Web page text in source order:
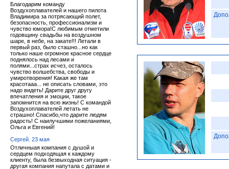
Благодарим команду
Воздухоплавателей и нашего пилота
Владимира за потрясающий полет,
безопасность, профессионализм и
чувство юмора!С любимым отметили
годовщину свадьбы на воздушном
шаре, в небе, на закате!!! Летали в
первый раз, было сташно...но как
только наше огромное красное сердце
поднялось над лесами и
полями...страх исчез, осталось
чувство волшебства, свободы и
умиротворения! Какая же там
красотааа... не описать словами, это
надо видеть! Дарите друг другу
впечатления и эмоции, такое
запомнится на всю жизнь! С командой
Воздухоплавателей летать не
страшно! Спасибо,что дарите людям
радость! С наилучшими пожеланиями,
Ольга и Евгений!
Сергей. 23 мая
Отличныая компания с душой и
сердцем подходящая к каждому
клиенту, была безвыходная ситуация -
другая компания напутала с датами и